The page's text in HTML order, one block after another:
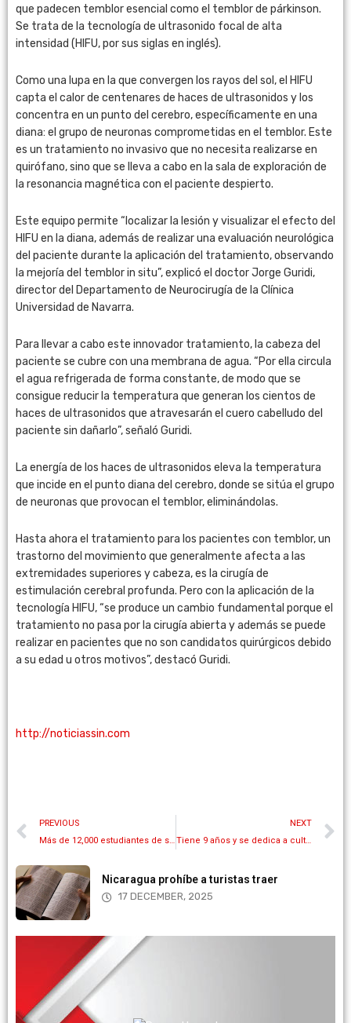
que padecen temblor esencial como el temblor de párkinson.
Se trata de la tecnología de ultrasonido focal de alta
intensidad (HIFU, por sus siglas en inglés).
Como una lupa en la que convergen los rayos del sol, el HIFU
capta el calor de centenares de haces de ultrasonidos y los
concentra en un punto del cerebro, específicamente en una
diana: el grupo de neuronas comprometidas en el temblor. Este
es un tratamiento no invasivo que no necesita realizarse en
quirófano, sino que se lleva a cabo en la sala de exploración de
la resonancia magnética con el paciente despierto.
Este equipo permite “localizar la lesión y visualizar el efecto del
HIFU en la diana, además de realizar una evaluación neurológica
del paciente durante la aplicación del tratamiento, observando
la mejoría del temblor in situ”, explicó el doctor Jorge Guridi,
director del Departamento de Neurocirugía de la Clínica
Universidad de Navarra.
Para llevar a cabo este innovador tratamiento, la cabeza del
paciente se cubre con una membrana de agua. “Por ella circula
el agua refrigerada de forma constante, de modo que se
consigue reducir la temperatura que generan los cientos de
haces de ultrasonidos que atravesarán el cuero cabelludo del
paciente sin dañarlo”, señaló Guridi.
La energía de los haces de ultrasonidos eleva la temperatura
que incide en el punto diana del cerebro, donde se sitúa el grupo
de neuronas que provocan el temblor, eliminándolas.
Hasta ahora el tratamiento para los pacientes con temblor, un
trastorno del movimiento que generalmente afecta a las
extremidades superiores y cabeza, es la cirugía de
estimulación cerebral profunda. Pero con la aplicación de la
tecnología HIFU, “se produce un cambio fundamental porque el
tratamiento no pasa por la cirugía abierta y además se puede
realizar en pacientes que no son candidatos quirúrgicos debido
a su edad u otros motivos”, destacó Guridi.
http://noticiassin.com
PREVIOUS
Más de 12,000 estudiantes de secundaria preparan el estadio para Jesús, recaudan $ 57G para mujeres maltratadas, sin hogar
NEXT
Tiene 9 años y se dedica a cultivar alimentos y construir viviendas para personas sin hogar
Nicaragua prohíbe a turistas traer
17 DECEMBER, 2025
your own equipment.